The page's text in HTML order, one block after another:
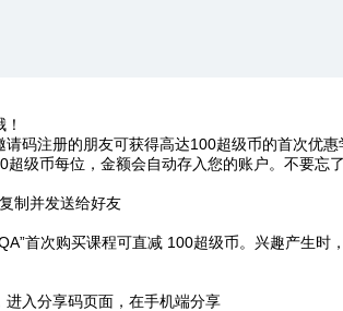
请码注册的朋友可获得高达100超级币的首次优
超级币每位，金额会自动存入您的账户。不要忘
复制并发送给好友
首次购买课程可直减 100超级币。兴趣产生时
进入分享码页面，在手机端分享